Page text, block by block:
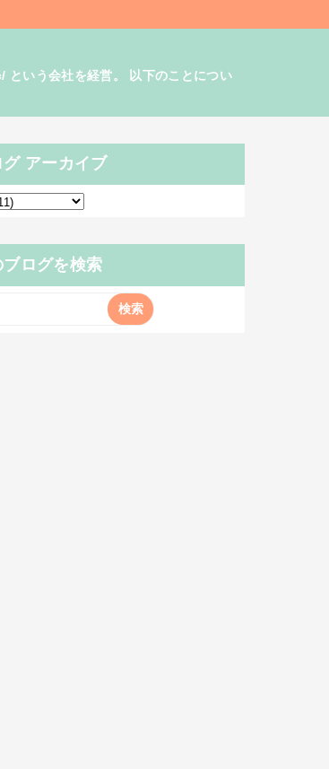
いう会社を経営。 以下のことについ
グ アーカイブ
ブログを検索